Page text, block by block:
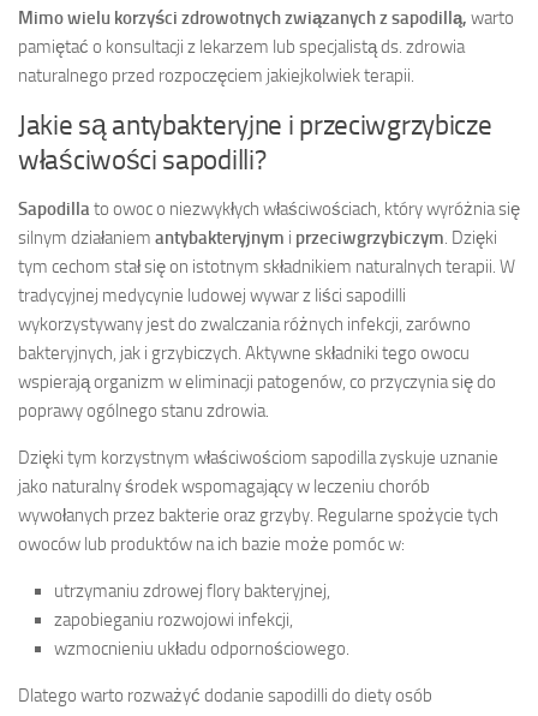
Mimo wielu korzyści zdrowotnych związanych z sapodillą, warto
pamiętać o konsultacji z lekarzem lub specjalistą ds. zdrowia
naturalnego przed rozpoczęciem jakiejkolwiek terapii.
Jakie są antybakteryjne i przeciwgrzybicze
właściwości sapodilli?
Sapodillato owoc o niezwykłych właściwościach, który wyróżnia się
silnym działaniem antybakteryjnym i przeciwgrzybiczym. Dzięki
tym cechom stał się on istotnym składnikiem naturalnych terapii. W
tradycyjnej medycynie ludowej wywar z liści sapodilli
wykorzystywany jest do zwalczania różnych infekcji, zarówno
bakteryjnych, jak i grzybiczych. Aktywne składniki tego owocu
wspierają organizm w eliminacji patogenów, co przyczynia się do
poprawy ogólnego stanu zdrowia.
Dzięki tym korzystnym właściwościom sapodilla zyskuje uznanie
jako naturalny środek wspomagający w leczeniu chorób
wywołanych przez bakterie oraz grzyby. Regularne spożycie tych
owoców lub produktów na ich bazie może pomóc w:
utrzymaniu zdrowej flory bakteryjnej,
zapobieganiu rozwojowi infekcji,
wzmocnieniu układu odpornościowego.
Dlatego warto rozważyć dodanie sapodilli do diety osób